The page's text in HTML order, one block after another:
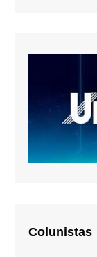
Colunistas